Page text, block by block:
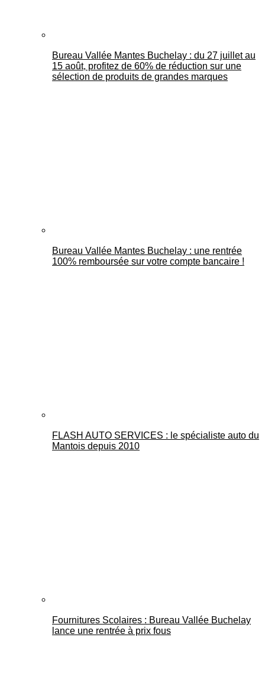
Bureau Vallée Mantes Buchelay : du 27 juillet au
15 août, profitez de 60% de réduction sur une
sélection de produits de grandes marques
Bureau Vallée Mantes Buchelay : une rentrée
100% remboursée sur votre compte bancaire !
FLASH AUTO SERVICES : le spécialiste auto du
Mantois depuis 2010
Fournitures Scolaires : Bureau Vallée Buchelay
lance une rentrée à prix fous